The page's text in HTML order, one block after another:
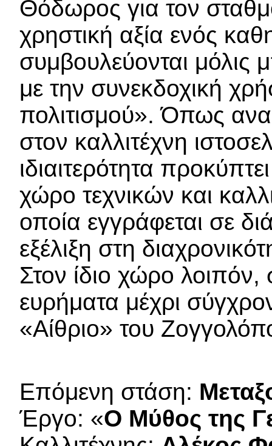
Θόδωρος για τον
χρηστική αξία ενός
συμβουλεύονται μόλις
με την συνεκδοχική
πολιτισμού». Όπως
στον καλλιτέχνη
ιδιαιτερότητα
χώρο τεχνικών και
οποία εγγράφεται σε
εξέλιξη στη
Στον ίδιο χώρο
ευρήματα μέχρι
«Αίθριο» του
Επόμενη στάση:
Έργο: «Ο Μύθος της